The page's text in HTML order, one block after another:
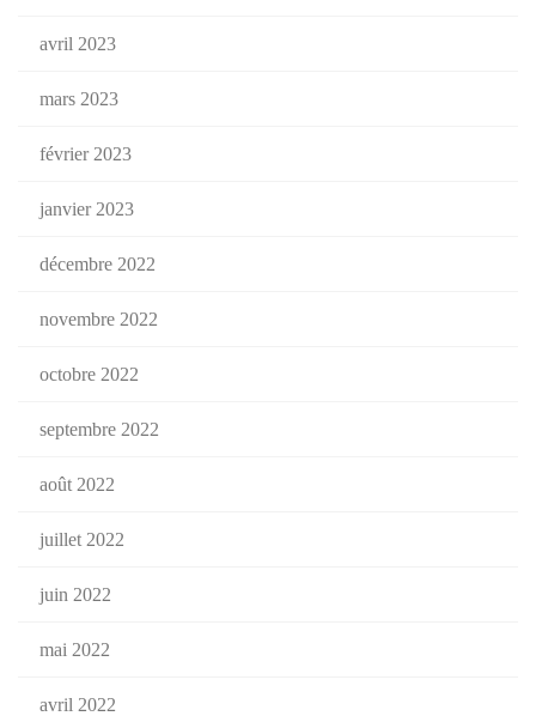
avril 2023
mars 2023
février 2023
janvier 2023
décembre 2022
novembre 2022
octobre 2022
septembre 2022
août 2022
juillet 2022
juin 2022
mai 2022
avril 2022